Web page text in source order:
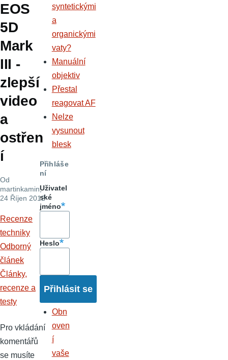
EOS
5D
Mark
III -
zlepší
video
a
ostřen
í
Od
martinkamin,
24 Říjen 2012
Recenze
techniky
Odborný
článek
Články,
recenze a
testy
Pro vkládání
komentářů
se musíte
syntetickými
a
organickými
vaty?
Manuální
objektiv
Přestal
reagovat AF
Nelze
vysunout
blesk
Přihláše
ní
Uživatel
ské
jméno
Heslo
Obn
oven
í
vaše